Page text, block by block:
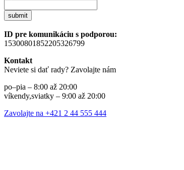
submit
ID pre komunikáciu s podporou:
15300801852205326799
Kontakt
Neviete si dať rady? Zavolajte nám
po–pia – 8:00 až 20:00
víkendy,sviatky – 9:00 až 20:00
Zavolajte na +421 2 44 555 444